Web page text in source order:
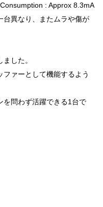
: Approx 8.3mA
異なり、またムラや傷が
した。
ァーとして機能するよう
を問わず活躍できる1台で